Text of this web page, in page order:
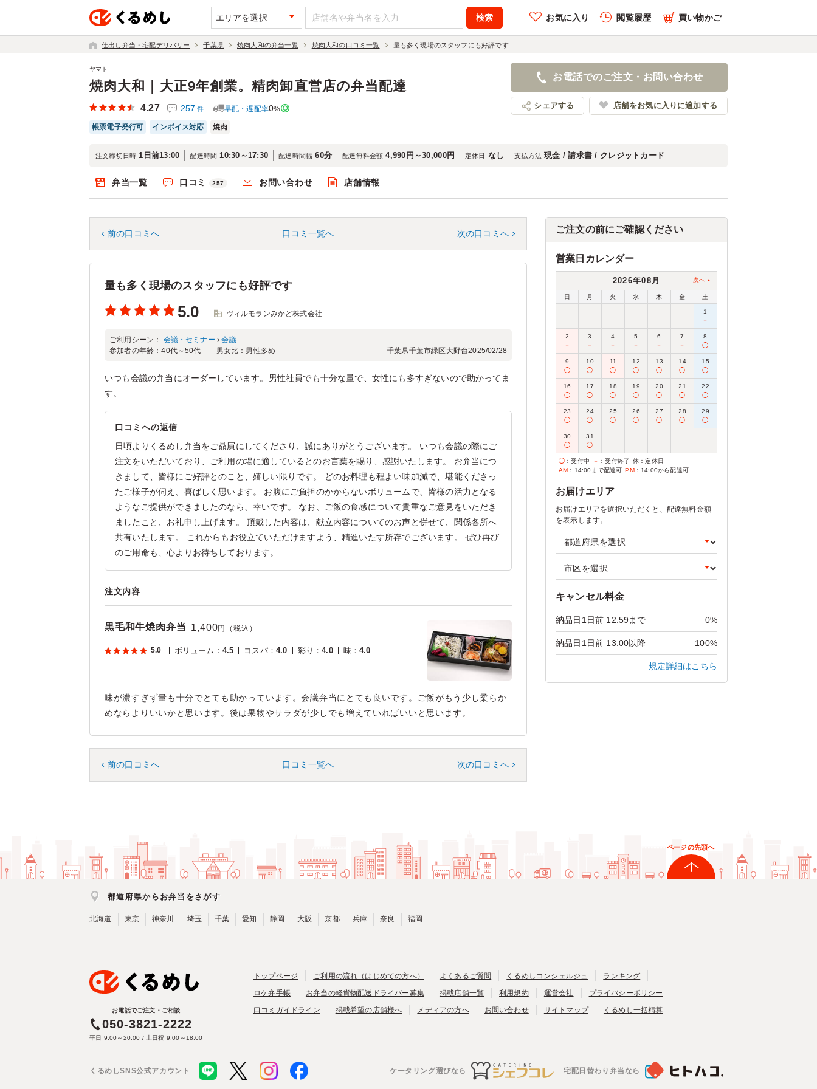
エリアを選択 お気に入り 閲覧履歴 買い物かご
仕出し弁当・宅配デリバリー 千葉県 焼肉大和の弁当一覧 焼肉大和の口コミ一覧 量も多く現場のスタッフにも好評です
焼肉大和｜大正9年創業。精肉卸直営店の弁当配達
ヤマト
4.27 257 件 早配・遅配率0%
帳票電子発行可 インボイス対応 焼肉
お電話でのご注文・お問い合わせ
シェアする 店舗をお気に入りに追加する
注文締切日時 1日前13:00 配達時間 10:30～17:30 配達時間幅 60分 配達無料金額 4,990円～30,000円 定休日 なし 支払方法 現金 / 請求書 / クレジットカード
弁当一覧 口コミ 257 お問い合わせ 店舗情報
前の口コミへ 口コミ一覧へ 次の口コミへ
量も多く現場のスタッフにも好評です
5.0 ヴィルモランみかど株式会社
ご利用シーン： 会議・セミナー ›会議
参加者の年齢：40代～50代 男女比： 男性多め 千葉県千葉市緑区大野台2025/02/28
いつも会議の弁当にオーダーしています。男性社員でも十分な量で、女性にも多すぎないので助かってま
す。
口コミへの返信
日頃よりくるめし弁当をご贔屓にしてくださり、誠にありがとうございます。 いつも会議の際にご
注文をいただいており、ご利用の場に適しているとのお言葉を賜り、感謝いたします。 お弁当につ
きまして、皆様にご好評とのこと、嬉しい限りです。 どのお料理も程よい味加減で、堪能くださっ
たご様子が伺え、喜ばしく思います。 お腹にご負担のかからないボリュームで、皆様の活力となる
ようなご提供ができましたのなら、幸いです。 なお、ご飯の食感について貴重なご意見をいただき
ましたこと、お礼申し上げます。 頂戴した内容は、献立内容についてのお声と併せて、関係各所へ
共有いたします。 これからもお役立ていただけますよう、精進いたす所存でございます。 ぜひ再び
のご用命も、心よりお待ちしております。
注文内容
黒毛和牛焼肉弁当 1,400円（税込）
5.0 ボリューム ： 4.5 コスパ： 4.0 彩り ：4.0 味：4.0
味が濃すぎず量も十分でとても助かっています。会議弁当にとても良いです。ご飯がもう少し柔らか
めならよりいいかと思います。後は果物やサラダが少しでも増えていればいいと思います。
前の口コミへ 口コミ一覧へ 次の口コミへ
ご注文の前にご確認ください
営業日カレンダー
2026年08月 次へ
日 月 火 水 木 金 土
1
－
2
－
3
－
4
－
5
－
6
－
7
－
8
◯
9
◯
10
◯
11
◯
12
◯
13
◯
14
◯
15
◯
16
◯
17
◯
18
◯
19
◯
20
◯
21
◯
22
◯
23
◯
24
◯
25
◯
26
◯
27
◯
28
◯
29
◯
30
◯
31
◯
◯ ：受付中 － ：受付終了 休 ：定休日
AM ：14:00まで配達可 PM：14:00から配達可
お届けエリア
お届けエリアを選択いただくと、配達無料金額
を表示します。
キャンセル料金
納品日1日前 12:59まで 0%
納品日1日前 13:00以降 100%
規定詳細はこちら
ページの先頭へ
都道府県からお弁当をさがす
北海道 東京 神奈川 埼玉 千葉 愛知 静岡 大阪 京都 兵庫 奈良 福岡
お電話でご注文・ご相談
050-3821-2222
平日 9:00～20:00 / 土日祝 9:00～18:00
トップページ ご利用の流れ（はじめての方へ） よくあるご質問 くるめしコンシェルジュ
ランキング
ロケ弁手帳
お弁当の軽貨物配送ドライバー募集 掲載店舗一覧 利用規約 運営会社
プライバシーポリシー
口コミガイドライン
掲載希望の店舗様へ メディアの方へ お問い合わせ サイトマップ くるめし一括精算
くるめしSNS公式アカウント ケータリング選びなら 宅配日替わり弁当なら